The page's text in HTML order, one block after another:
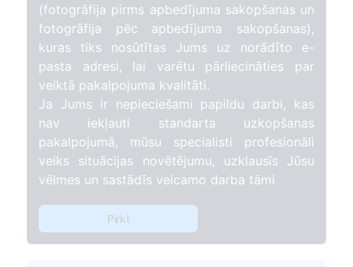
(fotogrāfija pirms apbedījuma sakopšanas un
fotogrāfija pēc apbedījuma sakopšanas),
kuras tiks nosūtītas Jums uz norādīto e-
pasta adresi, lai varētu pārliecināties par
veiktā pakalpojuma kvalitāti.
Ja Jums ir nepieciešami papildu darbi, kas
nav iekļauti standarta uzkopšanas
pakalpojumā, mūsu specialisti profesionāli
veiks situācijas novētējumu, uzklausīs Jūsu
vēlmes un sastādīs veicamo darba tāmi
Pirkt